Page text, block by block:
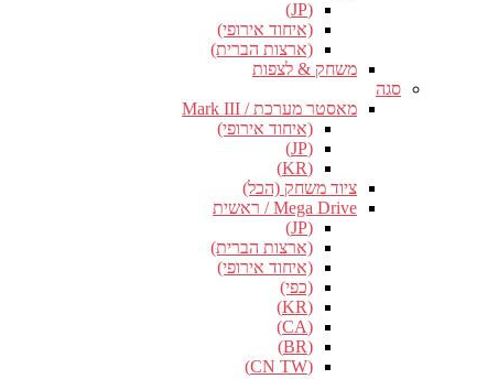
(JP)
(איחוד אירופי)
(ארצות הברית)
משחק & לצפות
סגה
מאסטר מערכת / Mark III
(איחוד אירופי)
(JP)
(KR)
ציוד משחק (הכל)
Mega Drive / ראשית
(JP)
(ארצות הברית)
(איחוד אירופי)
(כפי)
(KR)
(CA)
(BR)
(CN TW)